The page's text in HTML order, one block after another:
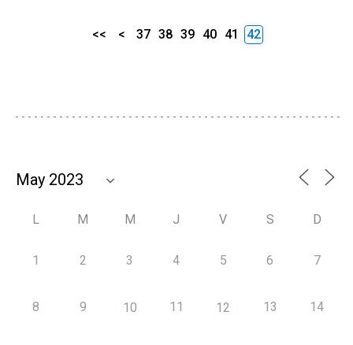
<< < 37 38 39 40 41 42
L M M J V S D
1 2 3 4 5 6 7
8 9 10 11 12 13 14